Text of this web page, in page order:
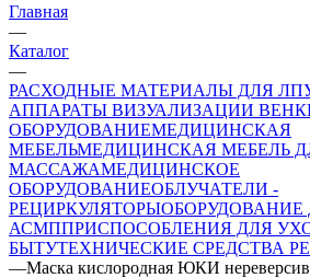
Главная
—
Каталог
—
РАСХОДНЫЕ МАТЕРИАЛЫ ДЛЯ
АППАРАТЫ ВИЗУАЛИЗАЦИИ ВЕН
ОБОРУДОВАНИЕМЕДИЦИНСКАЯ
МЕБЕЛЬМЕДИЦИНСКАЯ МЕБЕЛЬ
МАССАЖАМЕДИЦИНСКОЕ
ОБОРУДОВАНИЕОБЛУЧАТЕЛИ -
РЕЦИРКУЛЯТОРЫОБОРУДОВАНИЕ
АСМППРИСПОСОБЛЕНИЯ ДЛЯ
БЫТУТЕХНИЧЕСКИЕ СРЕДСТВА
—Маска кислородная ЮКИ